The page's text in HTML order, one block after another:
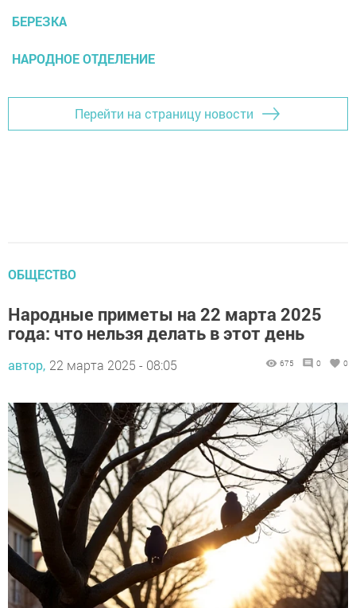
БЕРЕЗКА
НАРОДНОЕ ОТДЕЛЕНИЕ
Перейти на страницу новости
ОБЩЕСТВО
Народные приметы на 22 марта 2025
года: что нельзя делать в этот день
автор, 22 марта 2025 - 08:05 675 0 0